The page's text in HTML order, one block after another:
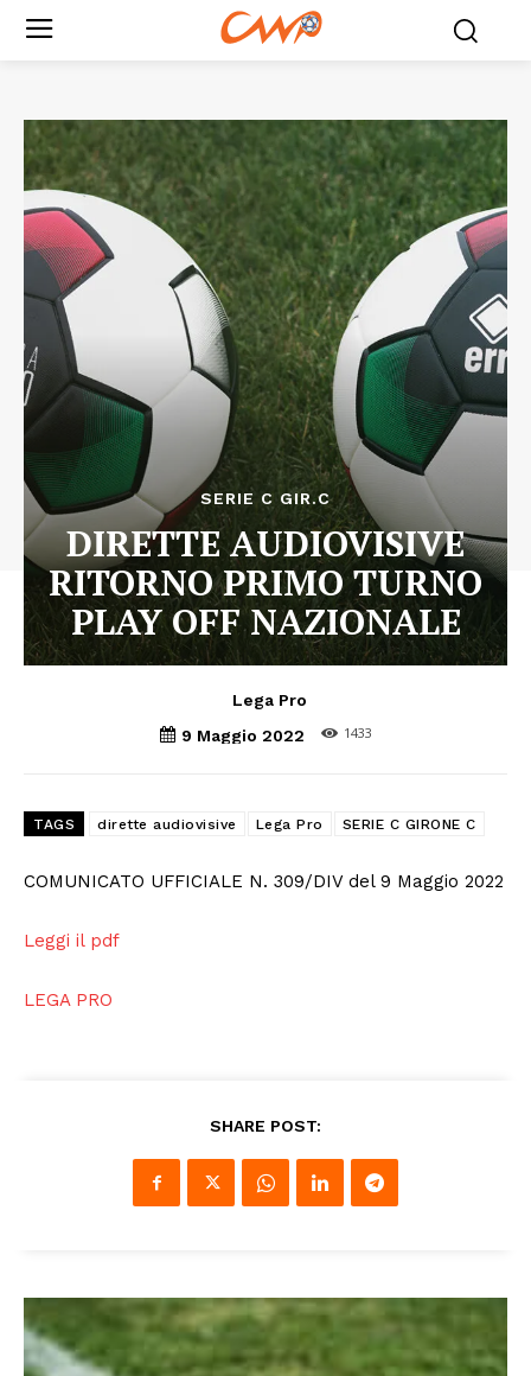
SERIE C GIR.C
DIRETTE AUDIOVISIVE
RITORNO PRIMO TURNO
PLAY OFF NAZIONALE
Lega Pro
9 Maggio 2022
1433
TAGS dirette audiovisive Lega Pro SERIE C GIRONE C
COMUNICATO UFFICIALE N. 309/DIV del 9 Maggio 2022
Leggi il pdf
LEGA PRO
SHARE POST: